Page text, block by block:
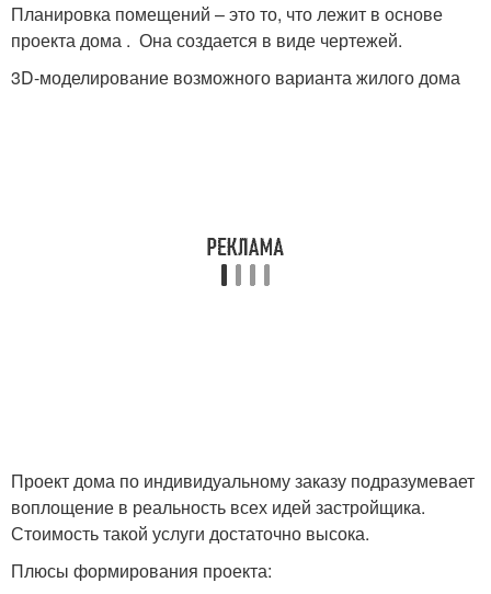
Планировка помещений – это то, что лежит в основе
проекта дома . Она создается в виде чертежей.
3D-моделирование возможного варианта жилого дома
Проект дома по индивидуальному заказу подразумевает
воплощение в реальность всех идей застройщика.
Стоимость такой услуги достаточно высока.
Плюсы формирования проекта: